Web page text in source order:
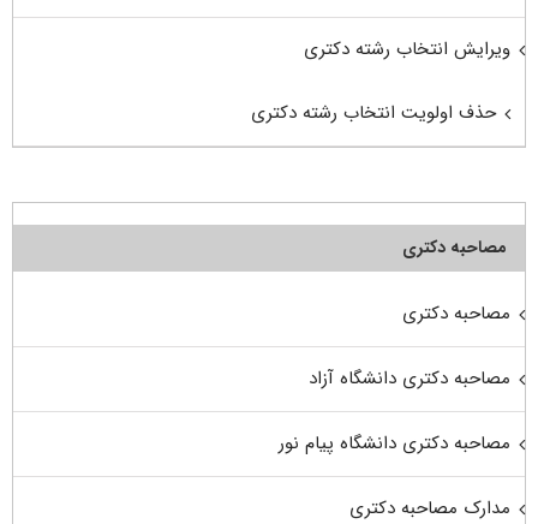
ویرایش انتخاب رشته دکتری
حذف اولویت انتخاب رشته دکتری
مصاحبه دکتری
مصاحبه دکتری
مصاحبه دکتری دانشگاه آزاد
مصاحبه دکتری دانشگاه پیام نور
مدارک مصاحبه دکتری